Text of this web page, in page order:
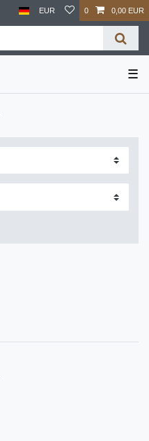
EUR 0 0,00 EUR
☰